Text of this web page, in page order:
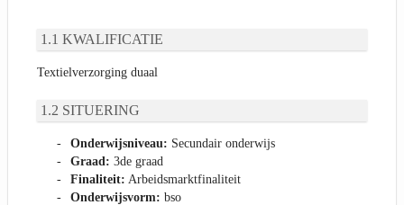
KWALIFICATIE
Textielverzorging duaal
SITUERING
Onderwijsniveau: Secundair onderwijs
Graad: 3de graad
Finaliteit: Arbeidsmarktfinaliteit
Onderwijsvorm: bso